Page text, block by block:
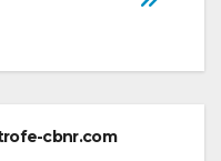
cbnr.com